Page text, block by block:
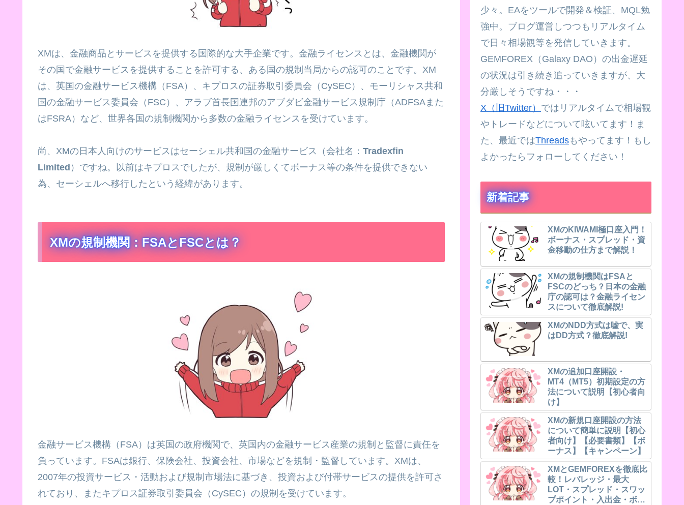
XMは、金融商品とサービスを提供する国際的な大手企業です。金融ライセンスとは、金融機関が
その国で金融サービスを提供することを許可する、ある国の規制当局からの認可のことです。XM
は、英国の金融サービス機構（FSA）、キプロスの証券取引委員会（CySEC）、モーリシャス共和
国の金融サービス委員会（FSC）、アラブ首長国連邦のアブダビ金融サービス規制庁（ADFSAまた
はFSRA）など、世界各国の規制機関から多数の金融ライセンスを受けています。
尚、XMの日本人向けのサービスはセーシェル共和国の金融サービス（会社名： Tradexfin
Limited ）ですね。以前はキプロスでしたが、規制が厳しくてボーナス等の条件を提供できない
為、セーシェルへ移行したという経緯があります。
XMの規制機関：FSAとFSCとは？
金融サービス機構（FSA）は英国の政府機関で、英国内の金融サービス産業の規制と監督に責任を
負っています。FSAは銀行、保険会社、投資会社、市場などを規制・監督しています。XMは、
2007年の投資サービス・活動および規制市場法に基づき、投資および付帯サービスの提供を許可さ
れており、またキプロス証券取引委員会（CySEC）の規制を受けています。
少々。EAをツールで開発＆検証、MQL勉
強中。ブログ運営しつつもリアルタイム
で日々相場観等を発信していきます。
GEMFOREX（Galaxy DAO）の出金遅延
の状況は引き続き追っていきますが、大
分厳しそうですね・・・
X（旧Twitter） ではリアルタイムで相場観
やトレードなどについて呟いてます！ま
た、最近ではThreadsもやってます！もし
よかったらフォローしてください！
新着記事
XMのKIWAMI極口座入門！
ボーナス・スプレッド・資
金移動の仕方まで解説！
XMの規制機関はFSAと
FSCのどっち？日本の金融
庁の認可は？金融ライセン
スについて徹底解説!
XMのNDD方式は嘘で、実
はDD方式？徹底解説!
XMの追加口座開設・
MT4（MT5）初期設定の方
法について説明【初心者向
け】
XMの新規口座開設の方法
について簡単に説明【初心
者向け】【必要書類】【ボ
ーナス】【キャンペーン】
XMとGEMFOREXを徹底比
較！レバレッジ・最大
LOT・スプレッド・スワッ
プポイント・入出金・ボー